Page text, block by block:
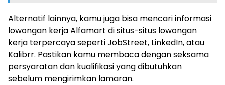
Alternatif lainnya, kamu juga bisa mencari informasi
lowongan kerja Alfamart di situs-situs lowongan
kerja terpercaya seperti JobStreet, LinkedIn, atau
Kalibrr. Pastikan kamu membaca dengan seksama
persyaratan dan kualifikasi yang dibutuhkan
sebelum mengirimkan lamaran.